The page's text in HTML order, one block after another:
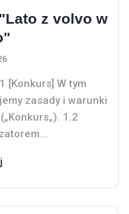
z volvo w
[Konkurs] W tym
zasady i warunki
1.2